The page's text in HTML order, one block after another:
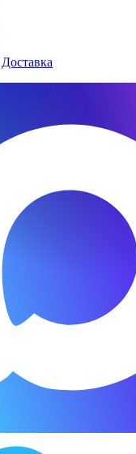
Доставка